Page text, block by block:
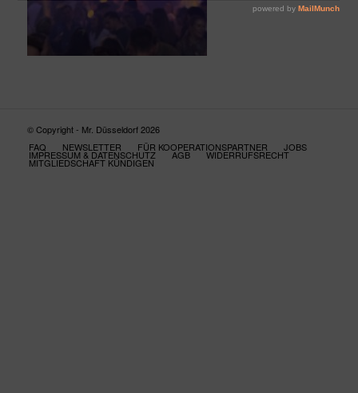
© Copyright - Mr. Düsseldorf 2026
FAQ
NEWSLETTER FÜR KOOPERATIONSPARTNER JOBS
IMPRESSUM & DATENSCHUTZ AGB WIDERRUFSRECHT
MITGLIEDSCHAFT KÜNDIGEN